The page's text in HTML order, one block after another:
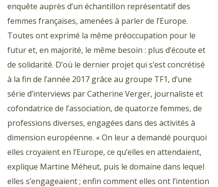
enquête auprès d’un échantillon représentatif des
femmes françaises, amenées à parler de l’Europe.
Toutes ont exprimé la même préoccupation pour le
futur et, en majorité, le même besoin : plus d’écoute et
de solidarité. D’où le dernier projet qui s’est concrétisé
à la fin de l’année 2017 grâce au groupe TF1, d’une
série d’interviews par Catherine Verger, journaliste et
cofondatrice de l’association, de quatorze femmes, de
professions diverses, engagées dans des activités à
dimension européenne. « On leur a demandé pourquoi
elles croyaient en l’Europe, ce qu’elles en attendaient,
explique Martine Méheut, puis le domaine dans lequel
elles s’engageaient ; enfin comment elles ont l’intention